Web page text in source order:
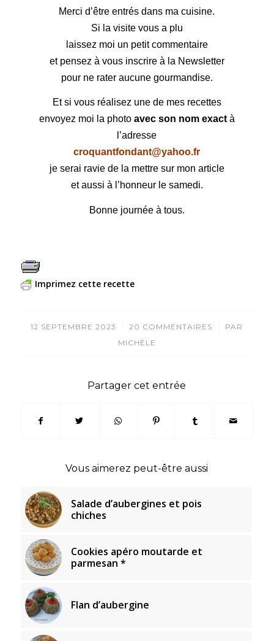
Merci d’être entrés dans ma cuisine.
Si la visite vous a plu
laissez moi un petit commentaire
et pensez à vous inscrire à la Newsletter
pour ne rater aucune gourmandise.
Et si vous réalisez une de mes recettes
envoyez moi la photo avec son nom exactà
l’adresse
croquantfondant@yahoo.fr
je serai ravie de la mettre sur mon article
et aussi à l’honneur le samedi.
Bonne journée à tous.
Imprimez cette recette
12 SEPTEMBRE 2023
/ 20 COMMENTAIRES
/
PAR
MICHÈLE
Partager cet entrée
Vous aimerez peut-être aussi
Salade d’aubergines et pois
chiches
Cookies apéro moutarde et
parmesan *
Flan d’aubergine